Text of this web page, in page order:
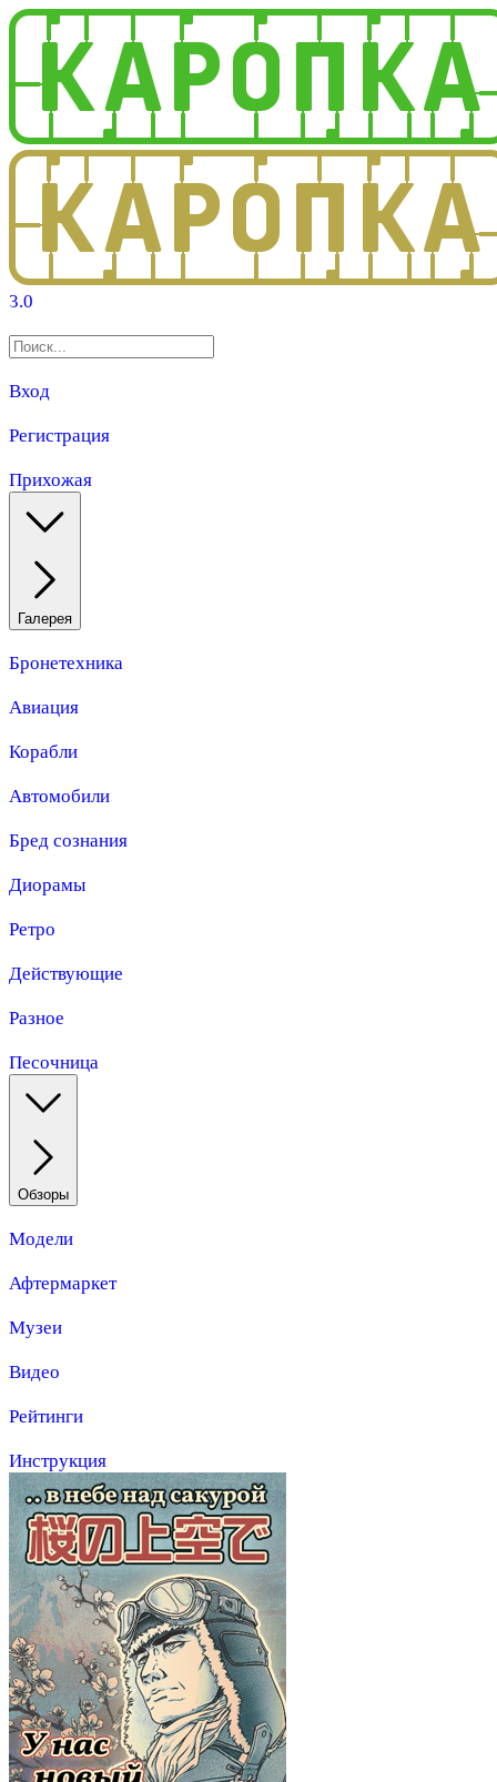
3.0
Вход
Регистрация
Прихожая
Галерея
Бронетехника
Авиация
Корабли
Автомобили
Бред сознания
Диорамы
Ретро
Действующие
Разное
Песочница
Обзоры
Модели
Афтермаркет
Музеи
Видео
Рейтинги
Инструкция